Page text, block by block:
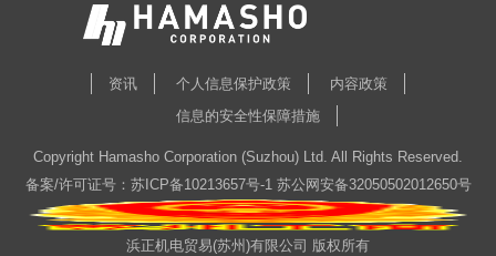
资讯 个人信息保护政策
内容政策
信息的安全性保障措施
Copyright Hamasho Corporation (Suzhou) Ltd. All Rights Reserved.
备案/许可证号：苏ICP备10213657号-1 苏公网安备32050502012650号
浜正机电贸易(苏州)有限公司 版权所有